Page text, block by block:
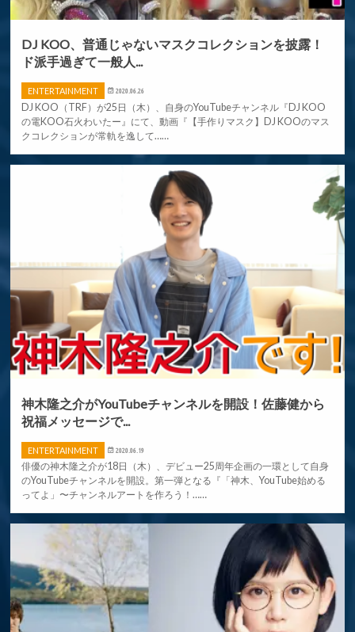
DJ KOO、普通じゃないマスクコレクションを披露！
ド派手過ぎて一般人...
ENTERTAINMENT 2020.06.26
DJ KOO（TRF）が25日（木）、自身のYouTubeチャンネル『DJ KOO
の電KOO石火わいたー』にて、動画『【手作りマスク】DJ KOOのマス
クコレクションが常軌を逸して……
神木隆之介がYouTubeチャンネルを開設！佐藤健から
祝福メッセージで...
ENTERTAINMENT 2020.06.19
俳優の神木隆之介が18日（木）、デビュー25周年企画の一環として自身
のYouTubeチャンネルを開設。第一弾となる『「神木、YouTube始める
ってよ」〜チャンネルアートを作ろう！……